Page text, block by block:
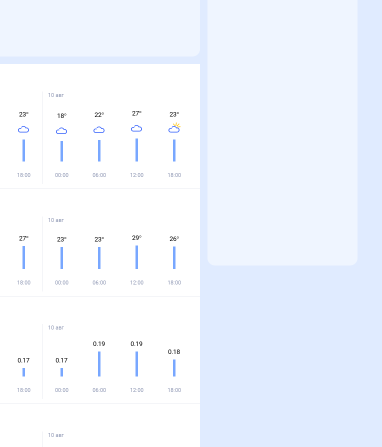
23°
18:00
10 авг
18°
00:00
22°
06:00
27°
12:00
23°
18:00
27°
18:00
10 авг
23°
00:00
23°
06:00
29°
12:00
26°
18:00
0.17
18:00
10 авг
0.17
00:00
0.19
06:00
0.19
12:00
0.18
18:00
10 авг